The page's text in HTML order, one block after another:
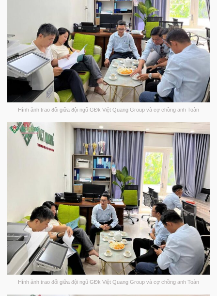
Hình ảnh trao đổi giữa đội ngũ GĐk Việt Quang Group và cợ chồng anh Toàn
Hình ảnh trao đổi giữa đội ngũ GĐk Việt Quang Group và cợ chồng anh Toàn